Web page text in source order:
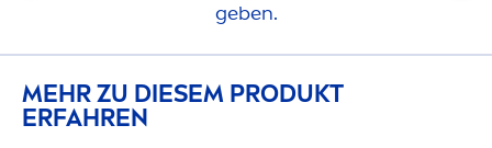
geben.
MEHR ZU DIESEM PRODUKT
ERFAHREN